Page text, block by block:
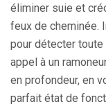
éliminer suie et
feux de cheminée.
pour détecter
appel à un
en profondeur, en
parfait état de